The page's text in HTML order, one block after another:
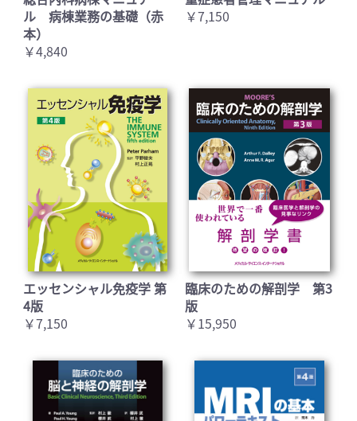
ル 病棟業務の基礎（赤
本）
￥4,840
￥7,150
エッセンシャル免疫学 第
4版
￥7,150
臨床のための解剖学 第3
版
￥15,950